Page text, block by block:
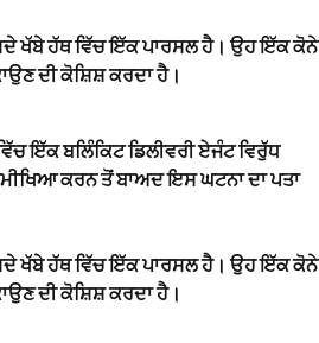
ਖੱਬੇ ਹੱਥ ਵਿੱਚ ਇੱਕ ਪਾਰਸਲ ਹੈ। ਉਹ ਇੱਕ ਕੋਨੇ
ਦੀ ਕੋਸ਼ਿਸ਼ ਕਰਦਾ ਹੈ।
ਇੱਕ ਬਲਿੰਕਿਟ ਡਿਲੀਵਰੀ ਏਜੰਟ ਵਿਰੁੱਧ
ਕਰਨ ਤੋਂ ਬਾਅਦ ਇਸ ਘਟਨਾ ਦਾ ਪਤਾ
ਖੱਬੇ ਹੱਥ ਵਿੱਚ ਇੱਕ ਪਾਰਸਲ ਹੈ। ਉਹ ਇੱਕ ਕੋਨੇ
ਦੀ ਕੋਸ਼ਿਸ਼ ਕਰਦਾ ਹੈ।